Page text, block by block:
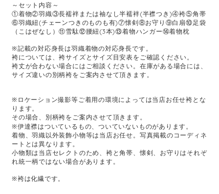
～セット内容～
①着物②羽織③長襦袢または袖なし半襦袢(半襟つき)④袴⑤角帯
⑥羽織紐(チェーンつきのものも有)⑦懐剣⑧お守り⑨白扇⑩足袋
（こはぜなし）⑪雪駄⑫腰紐(3本)⑬着物ハンガー⑭着物枕
※記載の対応身長は羽織着物の対応身長です。
袴については、袴サイズとサイズ目安表をご確認ください。
袴丈が合わない場合にはご相談ください。在庫がある場合には、
サイズ違いの別柄袴をご案内させて頂きます。
※ロケーション撮影等ご着用の環境によっては当店お任せ袴とな
ります。
その場合、別柄袴をご案内させて頂きます。
※伊達襟はついているもの、ついていないものがあります。
着物、羽織以外装飾小物等は当店お任せ。写真掲載のコーディネ
ートとは異なります。
小物類は当店セレクトのため、袴と角帯、懐剣、お守りはそれぞ
れ統一柄ではない場合があります。
※袴は化繊です。